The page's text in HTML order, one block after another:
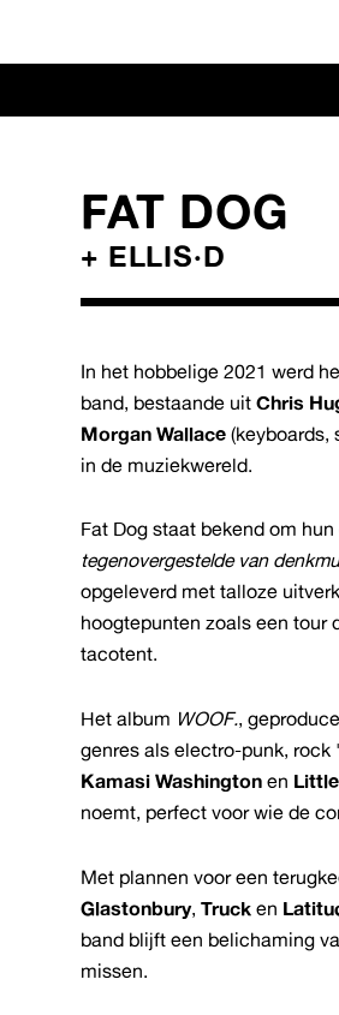
FAT DOG
+ ELLIS·D
In het hobbelige 2021 werd
band, bestaande uitChris
Morgan Wallace (keyboards,
in de muziekwereld.
Fat Dog staat bekend om
tegenovergestelde van
opgeleverd met talloze
hoogtepunten zoals een tour
tacotent.
Het album WOOF.,
genres als electro-punk,
Kamasi Washingtonen
noemt, perfect voor wie de
Met plannen voor een
Glastonbury,Truck en
band blijft een belichaming
missen.